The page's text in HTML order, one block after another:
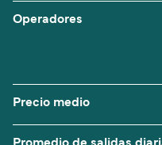
Operadores
Precio medio